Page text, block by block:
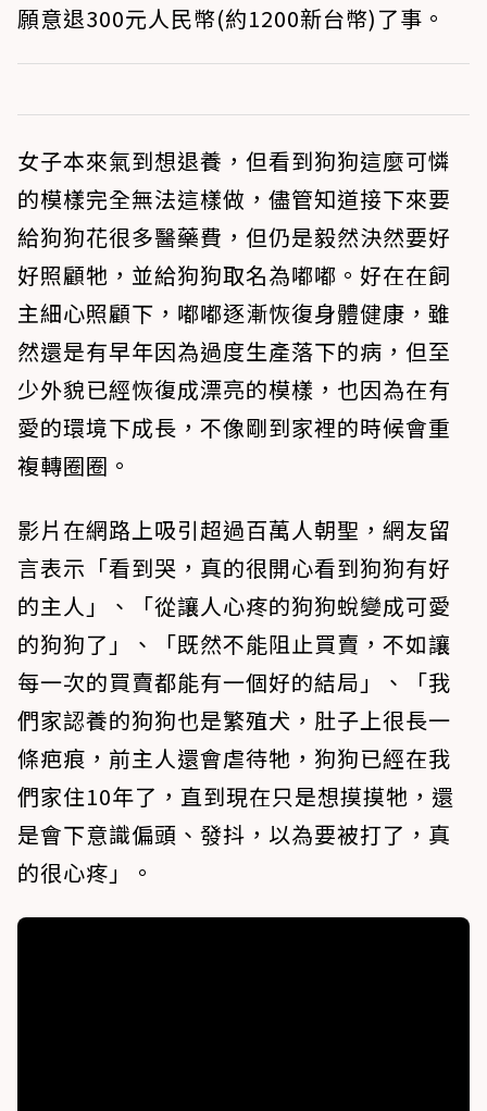
願意退300元人民幣(約1200新台幣)了事。
女子本來氣到想退養，但看到狗狗這麼可憐
的模樣完全無法這樣做，儘管知道接下來要
給狗狗花很多醫藥費，但仍是毅然決然要好
好照顧牠，並給狗狗取名為嘟嘟。好在在飼
主細心照顧下，嘟嘟逐漸恢復身體健康，雖
然還是有早年因為過度生產落下的病，但至
少外貌已經恢復成漂亮的模樣，也因為在有
愛的環境下成長，不像剛到家裡的時候會重
複轉圈圈。
影片在網路上吸引超過百萬人朝聖，網友留
言表示「看到哭，真的很開心看到狗狗有好
的主人」、「從讓人心疼的狗狗蛻變成可愛
的狗狗了」、「既然不能阻止買賣，不如讓
每一次的買賣都能有一個好的結局」、「我
們家認養的狗狗也是繁殖犬，肚子上很長一
條疤痕，前主人還會虐待牠，狗狗已經在我
們家住10年了，直到現在只是想摸摸牠，還
是會下意識偏頭、發抖，以為要被打了，真
的很心疼」。